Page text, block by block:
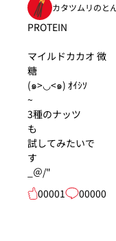
カタツムリのと
マイルドカカオ 微
(๑>◡<๑) ｵｲｼｿ
3種のナッツ
試してみたいで
_＠/"
00001
00000